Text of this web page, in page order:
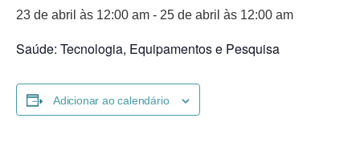
23 de abril às 12:00 am - 25 de abril às 12:00 am
Saúde: Tecnologia, Equipamentos e Pesquisa
Adicionar ao calendário